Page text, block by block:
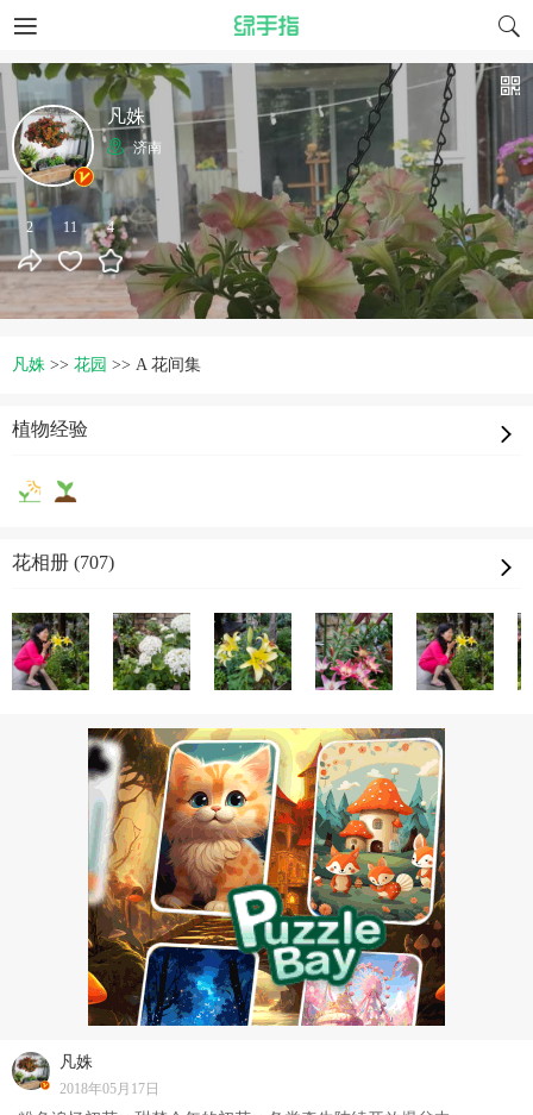
2 11 4
凡姝
济南
凡姝 >> 花园 >> A 花间集
植物经验
花相册 (707)
凡姝
2018年05月17日